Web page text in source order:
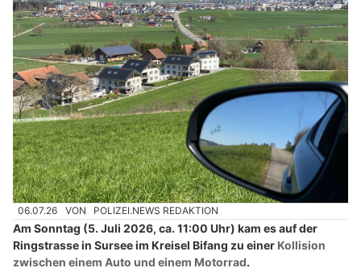
06.07.26 VON POLIZEI.NEWS REDAKTION
Am Sonntag (5. Juli 2026, ca. 11:00 Uhr) kam es auf der
Ringstrasse in Sursee im Kreisel Bifang zu einer Kollision
zwischen einem Auto und einem Motorrad.